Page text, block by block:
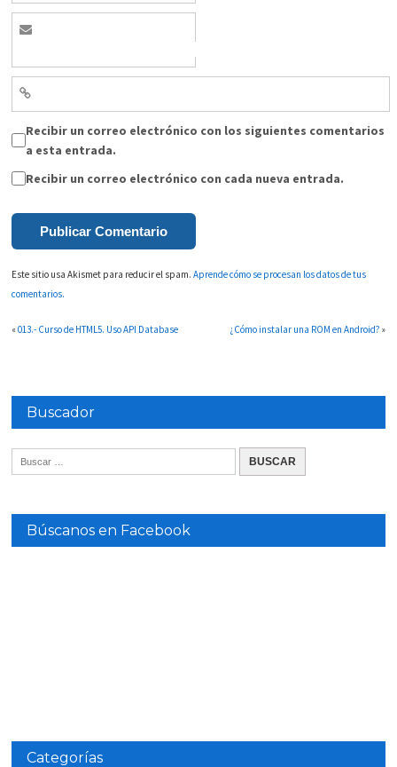
Recibir un correo electrónico con los siguientes comentarios
a esta entrada.
Recibir un correo electrónico con cada nueva entrada.
Este sitio usa Akismet para reducir el spam.Aprende cómo se procesan los datos de tus
comentarios.
«013.- Curso de HTML5. Uso API Database ¿Cómo instalar una ROM en Android? »
Buscador
Búscanos en Facebook
Categorías